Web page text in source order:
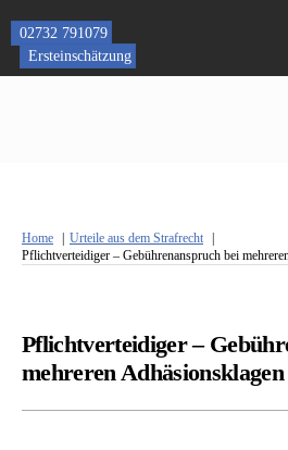
content
02732 791079
Ersteinschätzung
Home
Urteile aus dem Strafrecht
Pflichtverteidiger – Gebührenanspruch bei
Pflichtverteidiger –
mehreren Adhäsionsklagen